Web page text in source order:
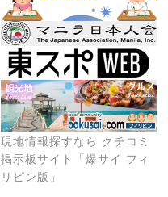
現地情報探すなら クチコミ
掲示板サイト「爆サイ フィ
リピン版」